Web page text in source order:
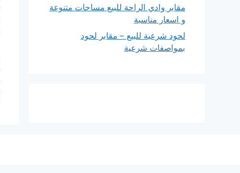
مقابر وادي الراحة للبيع مساحات متنوعة
و اسعار مناسبة
لحود شرعية للبيع – مقابر لحود
بمواصفات شرعية